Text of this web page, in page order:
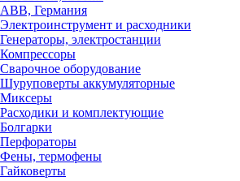
ABB, Германия
Электроинструмент и расходники
Генераторы, электростанции
Компрессоры
Сварочное оборудование
Шуруповерты аккумуляторные
Миксеры
Расходики и комплектующие
Болгарки
Перфораторы
Фены, термофены
Гайковерты